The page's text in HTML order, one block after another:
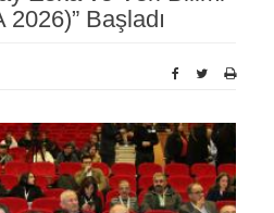
Başladı